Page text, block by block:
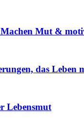
Mut &
das Leben
Lebensmut